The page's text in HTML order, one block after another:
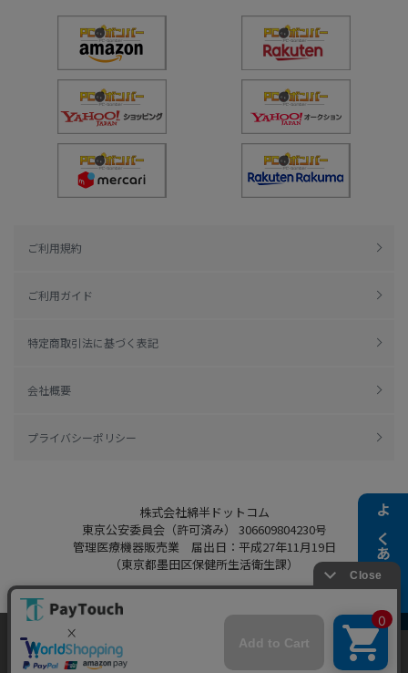
よくある質問
ご利用規約
ご利用ガイド
特定商取引法に基づく表記
会社概要
プライバシーポリシー
株式会社綿半ドットコム
東京公安委員会（許可済み） 306609804230号
管理医療機器販売業 届出日：平成27年11月19日
（東京都墨田区保健所生活衛生課）
Copyright 2022
当ウェブサイトでは、お客様により良いサービス
をご提供するため、クッキーを利用しています。